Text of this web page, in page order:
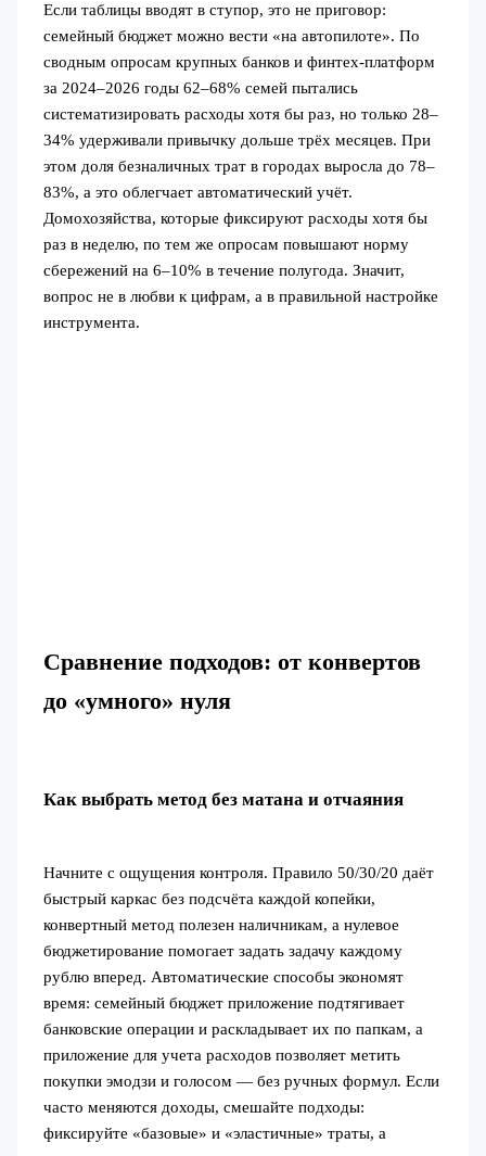
Если таблицы вводят в ступор, это не приговор:
семейный бюджет можно вести «на автопилоте». По
сводным опросам крупных банков и финтех‑платформ
за 2024–2026 годы 62–68% семей пытались
систематизировать расходы хотя бы раз, но только 28–
34% удерживали привычку дольше трёх месяцев. При
этом доля безналичных трат в городах выросла до 78–
83%, а это облегчает автоматический учёт.
Домохозяйства, которые фиксируют расходы хотя бы
раз в неделю, по тем же опросам повышают норму
сбережений на 6–10% в течение полугода. Значит,
вопрос не в любви к цифрам, а в правильной настройке
инструмента.
Сравнение подходов: от конвертов
до «умного» нуля
Как выбрать метод без матана и отчаяния
Начните с ощущения контроля. Правило 50/30/20 даёт
быстрый каркас без подсчёта каждой копейки,
конвертный метод полезен наличникам, а нулевое
бюджетирование помогает задать задачу каждому
рублю вперед. Автоматические способы экономят
время: семейный бюджет приложение подтягивает
банковские операции и раскладывает их по папкам, а
приложение для учета расходов позволяет метить
покупки эмодзи и голосом — без ручных формул. Если
часто меняются доходы, смешайте подходы:
фиксируйте «базовые» и «эластичные» траты, а